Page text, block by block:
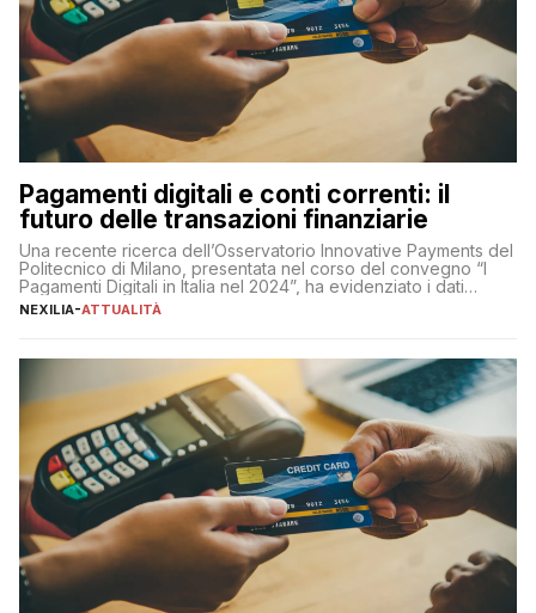
Pagamenti digitali e conti correnti: il
futuro delle transazioni finanziarie
Una recente ricerca dell’Osservatorio Innovative Payments del
Politecnico di Milano, presentata nel corso del convegno “I
Pagamenti Digitali in Italia nel 2024”, ha evidenziato i dati
definitivi del primo semestre 2024 relativamente alle
NEXILIA-ATTUALITÀ